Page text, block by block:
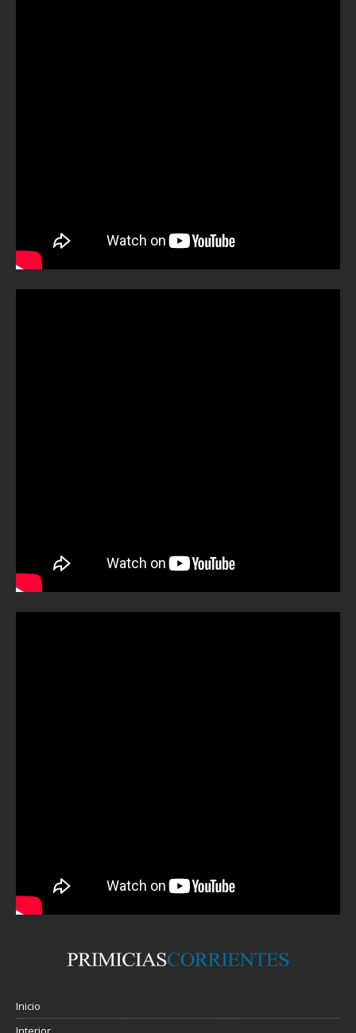
Inicio